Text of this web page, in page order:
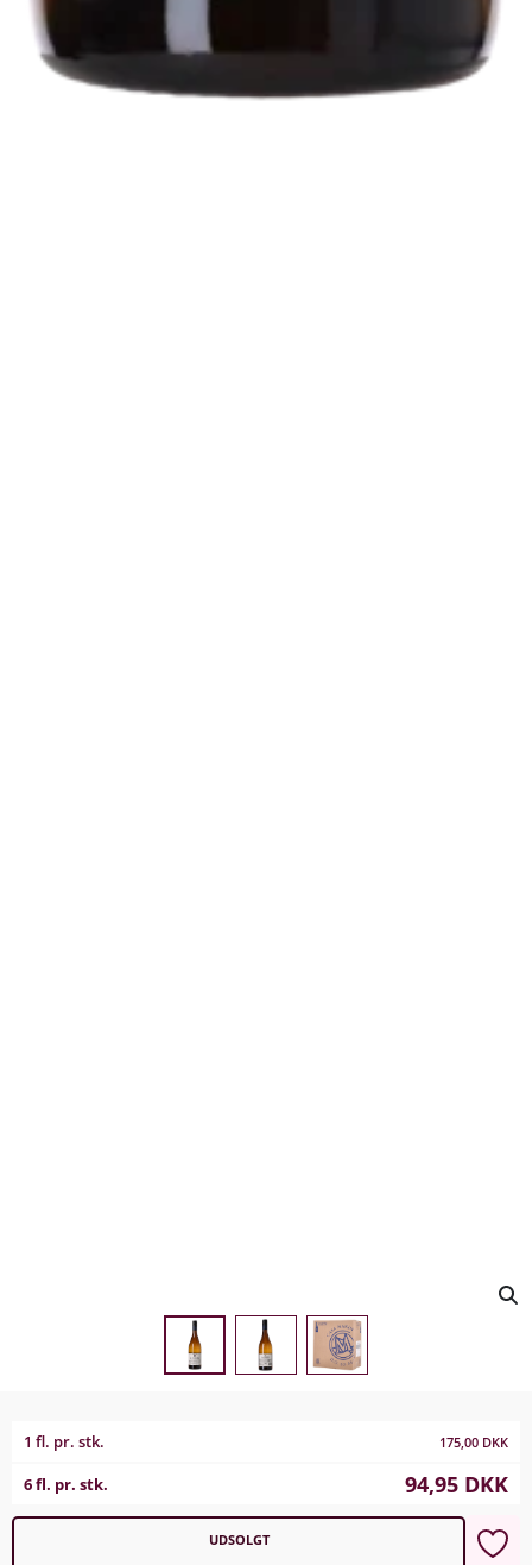
1 fl. pr. stk. 175,00 DKK
6 fl. pr. stk. 94,95 DKK
UDSOLGT